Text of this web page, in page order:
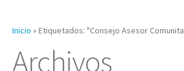
Inicio » Etiquetados: "Consejo Asesor
Archivos